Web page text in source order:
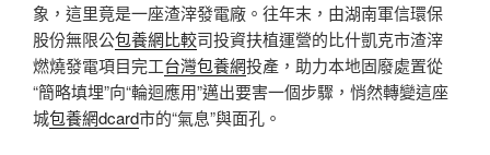
象，這里竟是一座渣滓發電廠。往年末，由湖南軍信環保
股份無限公包養網比較司投資扶植運營的比什凱克市渣滓
燃燒發電項目完工台灣包養網投產，助力本地固廢處置從
“簡略填埋”向“輪迴應用”邁出要害一個步驟，悄然轉變這座
城包養網dcard市的“氣息”與面孔。